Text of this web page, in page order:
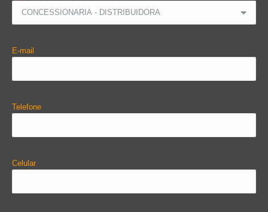
E-mail
Telefone
Celular